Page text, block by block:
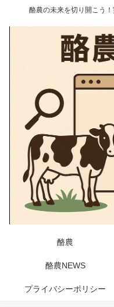
酪農の未来を切り開こう
酪農
酪農NEWS
プライバシーポリシー